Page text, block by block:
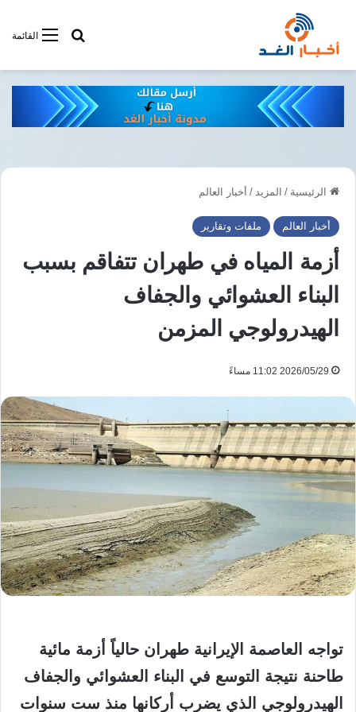
القائمةأبحت فى
الرئيسية / المزيد / أخبار العالم
أخبار العالم ملفات وتقارير
أزمة المياه في طهران تتفاقم بسبب
البناء العشوائي والجفاف
الهيدرولوجي المزمن
2026/05/29 11:02 مساءً
تواجه العاصمة الإيرانية طهران حالياً أزمة مائية
طاحنة نتيجة التوسع في البناء العشوائي والجفاف
الهيدرولوجي الذي يضرب أركانها منذ ست سنوات